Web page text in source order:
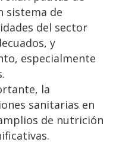
sistema de
del sector
y
especialmente
la
sanitarias en
de nutrición